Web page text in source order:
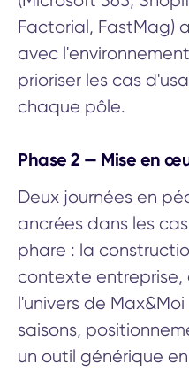
Factorial, FastMag)
avec
prioriser les cas
chaque pôle.
Phase 2 — Mise en
Deux journées en
ancrées dans les
phare : la
contexte entreprise,
l'univers de
saisons,
un outil générique